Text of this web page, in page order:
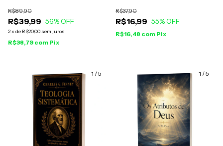
R$39,99
R$89,90
56% OFF
2x de R$20,00 sem juros
R$38,79 com Pix
R$16,99
R$37,90
55% OFF
R$16,48 com Pix
1 /5 1 /5